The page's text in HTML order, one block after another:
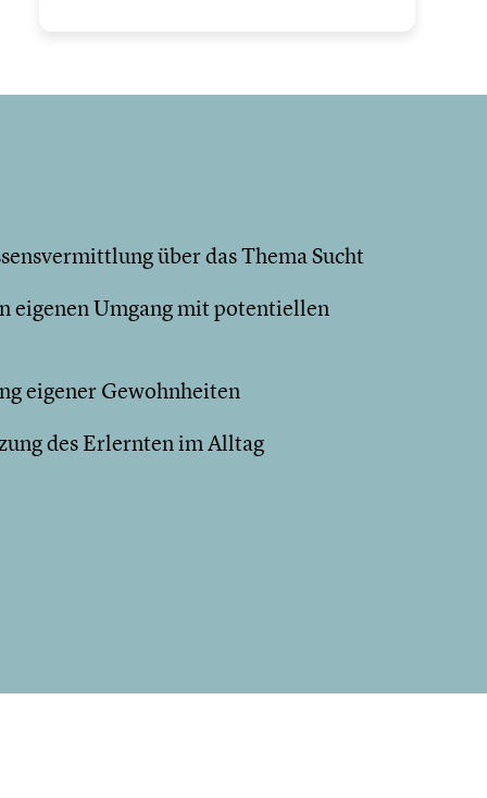
über das Thema Sucht
eigenen Umgang mit potentiellen
eigener Gewohnheiten
des Erlernten im Alltag